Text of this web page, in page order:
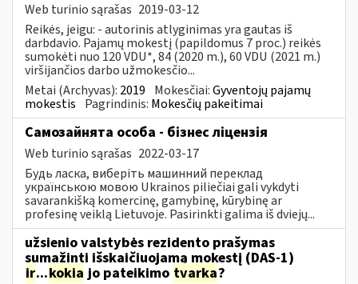
Web turinio sąrašas 2019-03-12
Reikės, jeigu: - autorinis atlyginimas yra gautas iš
darbdavio. Pajamų mokestį (papildomus 7 proc.) reikės
sumokėti nuo 120 VDU*, 84 (2020 m.), 60 VDU (2021 m.)
viršijančios darbo užmokesčio...
Metai (Archyvas): 2019 Mokesčiai:Gyventojų pajamų
mokestis Pagrindinis: Mokesčių pakeitimai
Самозайнята особа - бізнес ліцензія
Web turinio sąrašas 2022-03-17
Будь ласка, виберіть машинний переклад
українською мовою Ukrainos piliečiai gali vykdyti
savarankišką komercinę, gamybinę, kūrybinę ar
profesinę veiklą Lietuvoje. Pasirinkti galima iš dviejų...
užsienio valstybės rezidento prašymas
sumažinti išskaičiuojamą mokestį (DAS-1)
ir...kokia jo pateikimo tvarka?